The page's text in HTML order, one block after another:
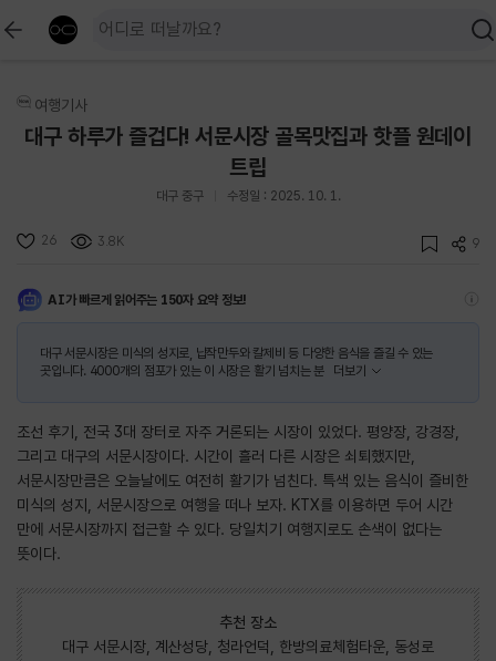
여행기사
대구 하루가 즐겁다! 서문시장 골목맛집과 핫플 원데이
트립
대구 중구 수정일 : 2025. 10. 1.
26 3.8K 9
AI가 빠르게 읽어주는 150자 요약 정보!
대구 서문시장은 미식의 성지로, 납작만두와 칼제비 등 다양한 음식을 즐길 수 있는
곳입니다. 4000개의 점포가 있는 이 시장은 활기 넘치는 분
더보기
조선 후기, 전국 3대 장터로 자주 거론되는 시장이 있었다. 평양장, 강경장,
그리고 대구의 서문시장이다. 시간이 흘러 다른 시장은 쇠퇴했지만,
서문시장만큼은 오늘날에도 여전히 활기가 넘친다. 특색 있는 음식이 즐비한
미식의 성지, 서문시장으로 여행을 떠나 보자. KTX를 이용하면 두어 시간
만에 서문시장까지 접근할 수 있다. 당일치기 여행지로도 손색이 없다는
뜻이다.
추천 장소
대구 서문시장, 계산성당, 청라언덕, 한방의료체험타운, 동성로